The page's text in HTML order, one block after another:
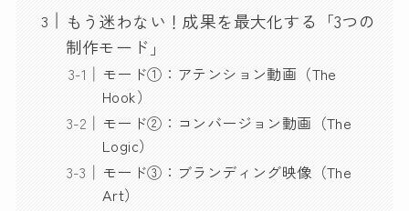
もう迷わない！成果を最大化する「3つの
制作モード」
モード①：アテンション動画（The
Hook）
モード②：コンバージョン動画（The
Logic）
モード③：ブランディング映像（The
Art）